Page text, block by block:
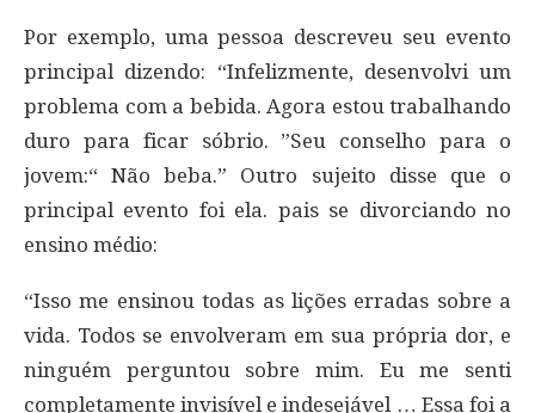
Por exemplo, uma pessoa descreveu seu evento
principal dizendo: “Infelizmente, desenvolvi um
problema com a bebida. Agora estou trabalhando
duro para ficar sóbrio. ”Seu conselho para o
jovem:“ Não beba.” Outro sujeito disse que o
principal evento foi ela. pais se divorciando no
ensino médio:
“Isso me ensinou todas as lições erradas sobre a
vida. Todos se envolveram em sua própria dor, e
ninguém perguntou sobre mim. Eu me senti
completamente invisível e indesejável … Essa foi a